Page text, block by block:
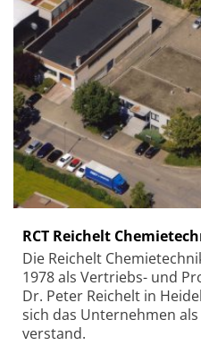
RCT Reichelt
Die Reichelt
1978 als Vertriebs- und
Dr. Peter Reichelt in
sich das Unternehmen
verstand.